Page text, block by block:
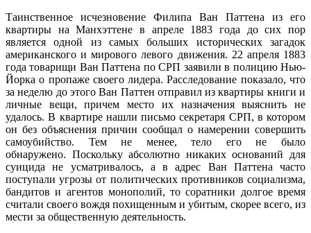
Таинственное исчезновение Филипа Ван Паттена из его
квартиры на Манхэттене в апреле 1883 года до сих пор
является одной из самых больших исторических загадок
американского и мирового левого движения. 22 апреля 1883
года товарищи Ван Паттена по СРП заявили в полицию Нью-
Йорка о пропаже своего лидера. Расследование показало, что
за неделю до этого Ван Паттен отправил из квартиры книги и
личные вещи, причем место их назначения выяснить не
удалось. В квартире нашли письмо секретаря СРП, в котором
он без объяснения причин сообщал о намерении совершить
самоубийство. Тем не менее, тело его не было
обнаружено. Поскольку абсолютно никаких оснований для
суицида не усматривалось, а в адрес Ван Паттена часто
поступали угрозы от политических противников социализма,
бандитов и агентов монополий, то соратники долгое время
считали своего вождя похищенным и убитым, скорее всего, из
мести за общественную деятельность.